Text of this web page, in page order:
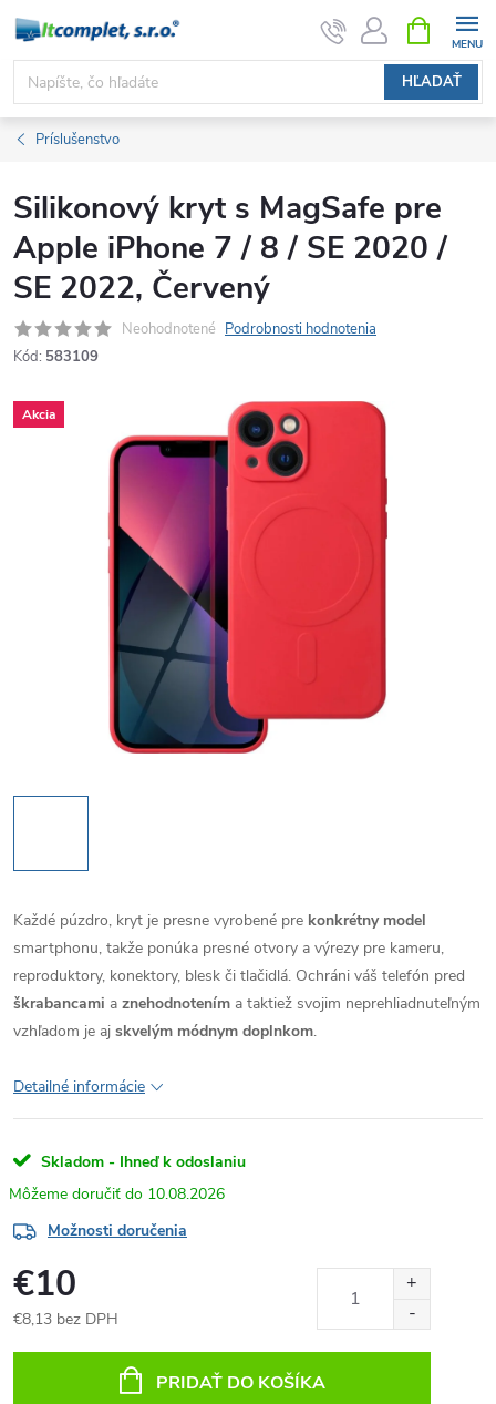
Prejsť
obsah
HĽADAŤ
KOŠÍK
Príslušenstvo
Silikonový kryt s MagSafe pre
Apple iPhone 7 / 8 / SE 2020 /
SE 2022, Červený
Neohodnotené Podrobnosti hodnotenia
Kód: 583109
Akcia
Každé púzdro, kryt je presne vyrobené pre konkrétny model
smartphonu, takže ponúka presné otvory a výrezy pre kameru,
reproduktory, konektory, blesk či tlačidlá. Ochráni váš telefón pred
škrabancami a znehodnotením a taktiež svojim neprehliadnuteľným
vzhľadom je aj skvelým módnym doplnkom.
Detailné informácie
Skladom - Ihneď k odoslaniu
10.08.2026
Možnosti doručenia
€10
€8,13 bez DPH
PRIDAŤ DO KOŠÍKA